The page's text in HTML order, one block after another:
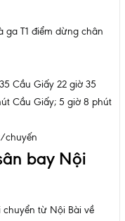
ga T1 điểm dừng chân
Cầu Giấy 22 giờ 35
Cầu Giấy; 5 giờ 8 phút
chuyến
bay Nội
từ Nội Bài về